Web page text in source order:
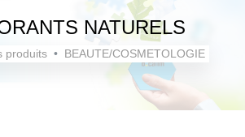
(FAQ)
NATURELS
produits BEAUTE/COSMETOLOGIE